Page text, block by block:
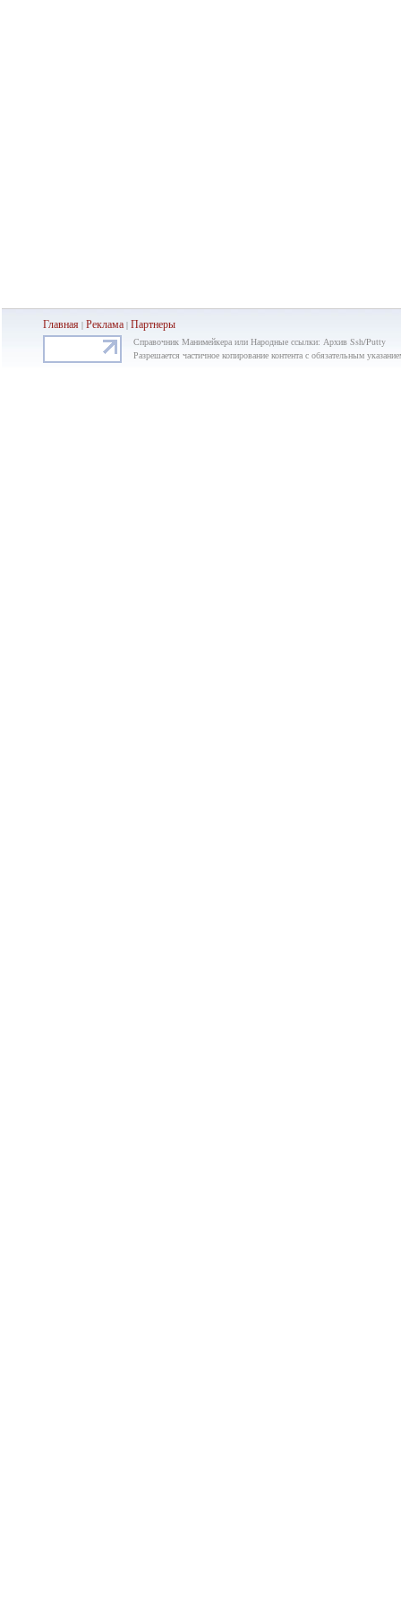
Главная |Реклама|Партнеры
Справочник Манимейкера или Народные ссылки: Архив Ssh/Putty
Разрешается частичное копирование контента с обязательным